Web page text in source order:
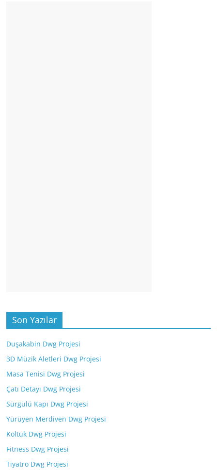
Son Yazılar
Duşakabin Dwg Projesi
3D Müzik Aletleri Dwg Projesi
Masa Tenisi Dwg Projesi
Çatı Detayı Dwg Projesi
Sürgülü Kapı Dwg Projesi
Yürüyen Merdiven Dwg Projesi
Koltuk Dwg Projesi
Fitness Dwg Projesi
Tiyatro Dwg Projesi